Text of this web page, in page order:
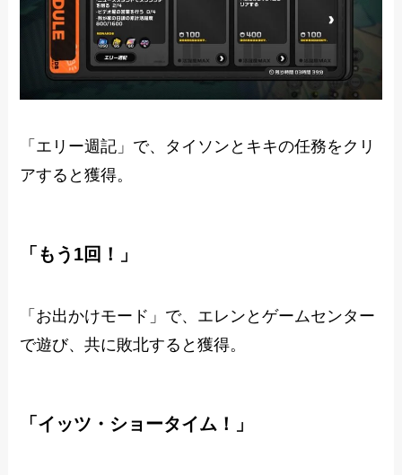
「エリー週記」で、タイソンとキキの任務をクリ
アすると獲得。
「もう1回！」
「お出かけモード」で、エレンとゲームセンター
で遊び、共に敗北すると獲得。
「イッツ・ショータイム！」